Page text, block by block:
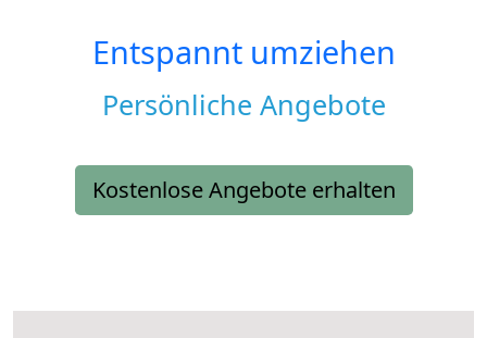
Entspannt umziehen
Persönliche Angebote
Kostenlose Angebote erhalten